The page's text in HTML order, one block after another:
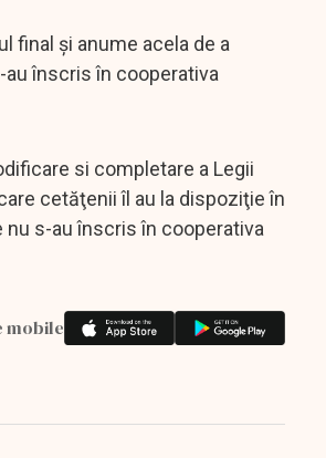
final şi anume acela de a
înscris în cooperativa
si completare a Legii
cetăţenii îl au la dispoziţie în
s-au înscris în cooperativa
mobile